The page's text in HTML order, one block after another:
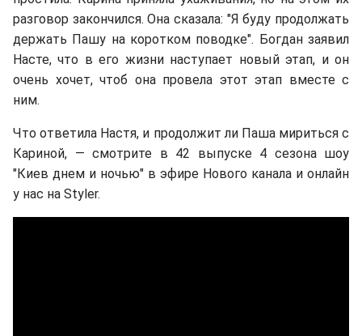
разговор закончился. Она сказала: "Я буду продолжать
держать Пашу на коротком поводке". Богдан заявил
Насте, что в его жизни наступает новый этап, и он
очень хочет, чтоб она провела этот этап вместе с
ним.
Что ответила Настя, и продолжит ли Паша мириться с
Кариной, — смотрите в 42 выпуске 4 сезона шоу
"Киев днем и ночью" в эфире Нового канала и онлайн
у нас на Styler.